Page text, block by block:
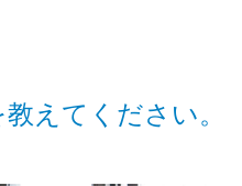
えてください。